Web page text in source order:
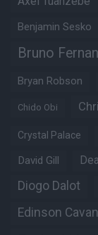
Benjamin Sesko
Bruno
Bryan Robson
Chido Obi
Crystal Palace
David Gill
Diogo Dalot
Edinson